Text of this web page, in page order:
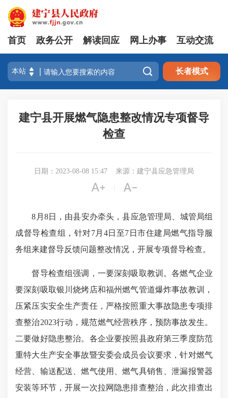
首页 政务公开 解读回应 网上办事 互动交流
 长者模式
建宁县开展燃气隐患整改情况专项督导
检查
日期：2023-08-08 15:47 来源：建宁县应急管理局
 
8月8日，由县安办牵头，县应急管理局、城管局组
成督导检查组，针对7月4日至7日市住建局燃气指导服
务组来建督导反馈问题整改情况，开展专项督导检查。
督导检查组强调，一要深刻吸取教训。各燃气企业
要深刻吸取银川烧烤店和福州燃气管道爆炸事故教训，
压紧压实安全生产责任，严格按照重大事故隐患专项排
查整治2023行动，规范燃气经营秩序，预防事故发生。
二要做好隐患整治。各企业要按照县政府第三季度防范
重特大生产安全事故暨安委会成员会议要求，针对燃气
经营、输送配送、燃气使用、燃气具销售、泄漏报警器
安装等环节，开展一次拉网隐患排查整治，此次排查出